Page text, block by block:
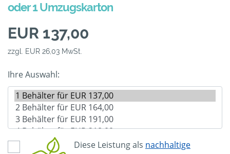
oder 1 Umzugskarton
EUR 137,00
zzgl. EUR 26,03 MwSt.
Ihre Auswahl:
Diese Leistung als nachhaltige